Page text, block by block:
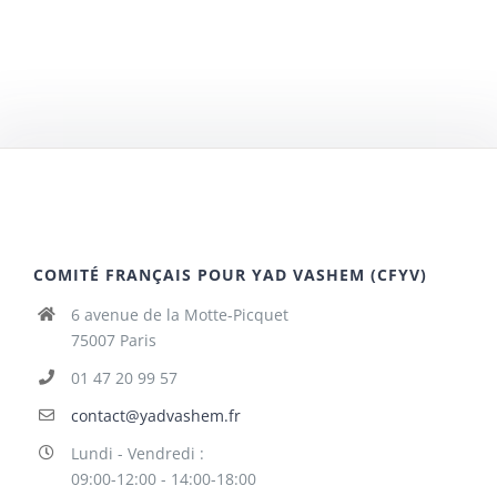
COMITÉ FRANÇAIS POUR YAD VASHEM (CFYV)
6 avenue de la Motte-Picquet
75007 Paris
01 47 20 99 57
contact@yadvashem.fr
Lundi - Vendredi :
09:00-12:00 - 14:00-18:00